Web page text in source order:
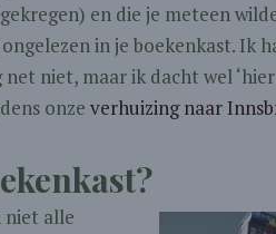
en die je meteen
in je boekenkast. Ik
net niet, maar ik dacht wel
onze verhuizing naar
niet alle